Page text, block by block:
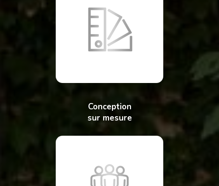
Conception
sur mesure